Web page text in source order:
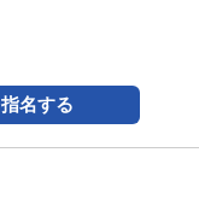
指名する